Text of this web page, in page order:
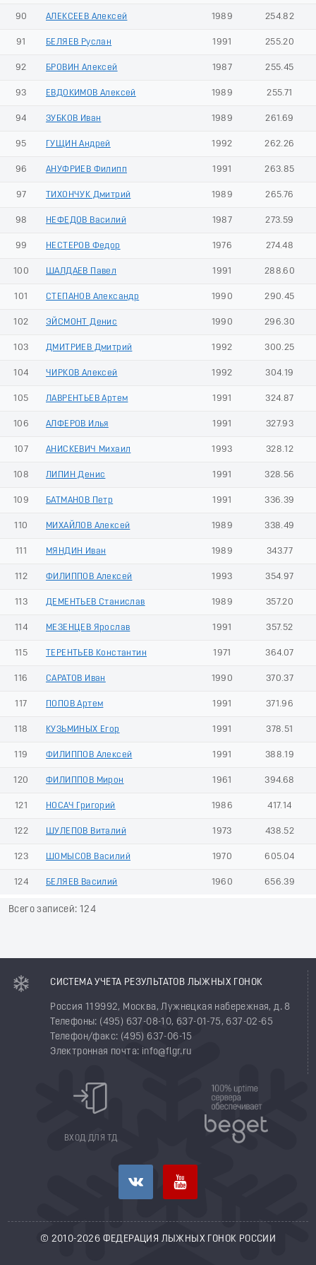
90 АЛЕКСЕЕВ Алексей 1989 254.82
91 БЕЛЯЕВ Руслан 1991 255.20
92 БРОВИН Алексей 1987 255.45
93 ЕВДОКИМОВ Алексей 1989 255.71
94 ЗУБКОВ Иван 1989 261.69
95 ГУЩИН Андрей 1992 262.26
96 АНУФРИЕВ Филипп 1991 263.85
97 ТИХОНЧУК Дмитрий 1989 265.76
98 НЕФЕДОВ Василий 1987 273.59
99 НЕСТЕРОВ Федор 1976 274.48
100 ШАЛДАЕВ Павел 1991 288.60
101 СТЕПАНОВ Александр 1990 290.45
102 ЭЙСМОНТ Денис 1990 296.30
103 ДМИТРИЕВ Дмитрий 1992 300.25
104 ЧИРКОВ Алексей 1992 304.19
105 ЛАВРЕНТЬЕВ Артем 1991 324.87
106 АЛФЕРОВ Илья 1991 327.93
107 АНИСКЕВИЧ Михаил 1993 328.12
108 ЛИПИН Денис 1991 328.56
109 БАТМАНОВ Петр 1991 336.39
110 МИХАЙЛОВ Алексей 1989 338.49
111 МЯНДИН Иван 1989 343.77
112 ФИЛИППОВ Алексей 1993 354.97
113 ДЕМЕНТЬЕВ Станислав 1989 357.20
114 МЕЗЕНЦЕВ Ярослав 1991 357.52
115 ТЕРЕНТЬЕВ Константин 1971 364.07
116 САРАТОВ Иван 1990 370.37
117 ПОПОВ Артем 1991 371.96
118 КУЗЬМИНЫХ Егор 1991 378.51
119 ФИЛИППОВ Алексей 1991 388.19
120 ФИЛИППОВ Мирон 1961 394.68
121 НОСАЧ Григорий 1986 417.14
122 ШУЛЕПОВ Виталий 1973 438.52
123 ШОМЫСОВ Василий 1970 605.04
124 БЕЛЯЕВ Василий 1960 656.39
Всего записей: 124
СИСТЕМА УЧЕТА РЕЗУЛЬТАТОВ ЛЫЖНЫХ ГОНОК
Россия 119992, Москва, Лужнецкая набережная, д. 8
Телефоны: (495) 637-08-10, 637-01-75, 637-02-65
Телефон/факс: (495) 637-06-15
Электронная почта: info@flgr.ru
ВХОД ДЛЯ ТД
© 2010-2026 ФЕДЕРАЦИЯ ЛЫЖНЫХ ГОНОК РОССИИ